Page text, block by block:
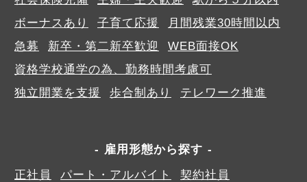
ボーナスあり
子育て応援
月間残業30時間以内
急募
新卒・第二新卒歓迎
WEB面接OK
資格学校通学の為、勤務時間考慮可
独立開業を支援
歩合制あり テレワーク推進
雇用形態から探す
正社員
パート・アルバイト 契約社員